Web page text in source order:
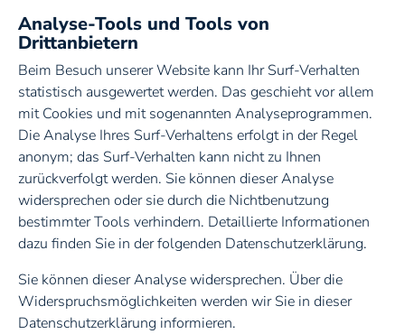
Sonnenschirme
Sonnensegel
Terrassendach
Analyse-Tools und Tools von
Drittanbietern
Beim Besuch unserer Website kann Ihr Surf-Verhalten
statistisch ausgewertet werden. Das geschieht vor allem
mit Cookies und mit sogenannten Analyseprogrammen.
Die Analyse Ihres Surf-Verhaltens erfolgt in der Regel
anonym; das Surf-Verhalten kann nicht zu Ihnen
zurückverfolgt werden. Sie können dieser Analyse
widersprechen oder sie durch die Nichtbenutzung
bestimmter Tools verhindern. Detaillierte Informationen
dazu finden Sie in der folgenden Datenschutzerklärung.
Sie können dieser Analyse widersprechen. Über die
Widerspruchsmöglichkeiten werden wir Sie in dieser
Datenschutzerklärung informieren.